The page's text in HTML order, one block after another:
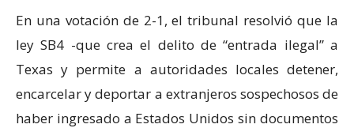
En una votación de 2-1, el tribunal resolvió que la
ley SB4 -que crea el delito de “entrada ilegal” a
Texas y permite a autoridades locales detener,
encarcelar y deportar a extranjeros sospechosos de
haber ingresado a Estados Unidos sin documentos